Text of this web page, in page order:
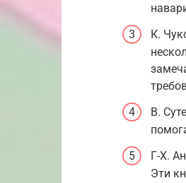
К.
В.
Г-Х.
Эти